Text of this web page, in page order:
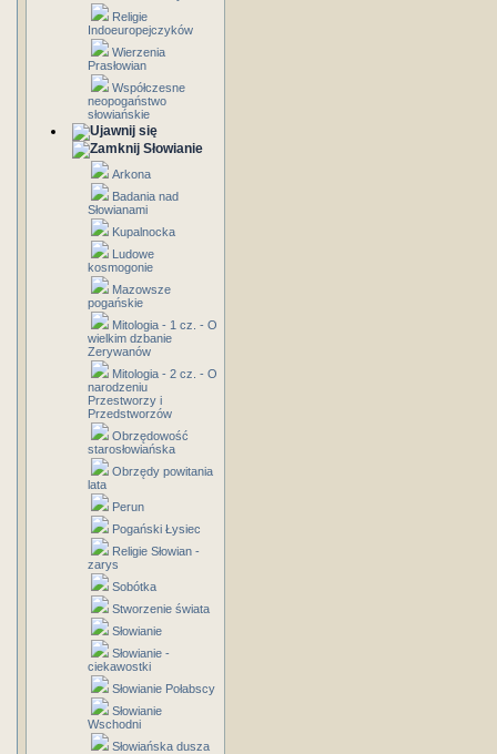
Religie
Indoeuropejczyków
Wierzenia
Prasłowian
Współczesne
neopogaństwo
słowiańskie
Słowianie
Arkona
Badania nad
Słowianami
Kupalnocka
Ludowe
kosmogonie
Mazowsze
pogańskie
Mitologia - 1 cz. - O
wielkim dzbanie
Zerywanów
Mitologia - 2 cz. - O
narodzeniu
Przestworzy i
Przedstworzów
Obrzędowość
starosłowiańska
Obrzędy powitania
lata
Perun
Pogański Łysiec
Religie Słowian -
zarys
Sobótka
Stworzenie świata
Słowianie
Słowianie -
ciekawostki
Słowianie Połabscy
Słowianie
Wschodni
Słowiańska dusza